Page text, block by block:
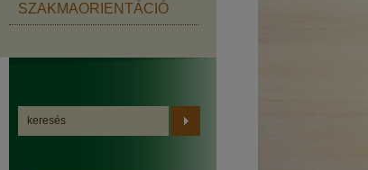
SZAKMAORIENTÁCIÓ